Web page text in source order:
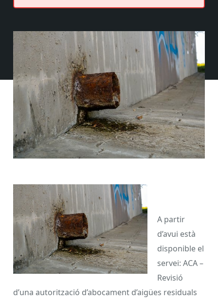
A partir
d’avui està
disponible el
servei: ACA –
Revisió
d’una autorització d’abocament d’aigües residuals